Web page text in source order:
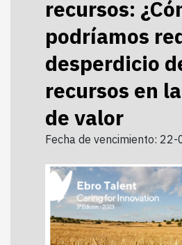
recursos:
podríamos
desperdicio
recursos en
de valor
Fecha de vencimiento: